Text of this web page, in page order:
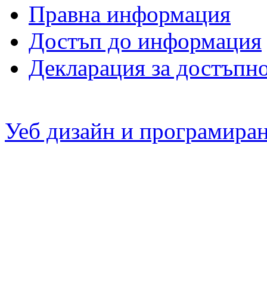
Правна информация
Достъп до информация
Декларация за
Уеб дизайн и